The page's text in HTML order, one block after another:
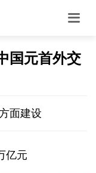
国元首外交
面建设
亿元